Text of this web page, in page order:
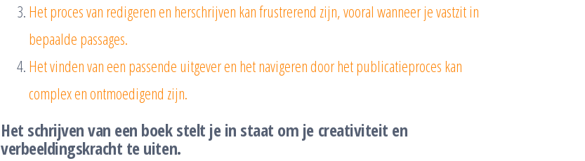
Het proces van redigeren en herschrijven kan frustrerend zijn, vooral wanneer je vastzit in
bepaalde passages.
Het vinden van een passende uitgever en het navigeren door het publicatieproces kan
complex en ontmoedigend zijn.
Het schrijven van een boek stelt je in staat om je creativiteit en
verbeeldingskracht te uiten.